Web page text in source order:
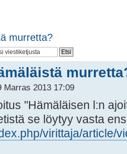
murretta?
Marras 2013 17:09
"Hämäläisen l:n
se löytyy vasta
virittaja/article/